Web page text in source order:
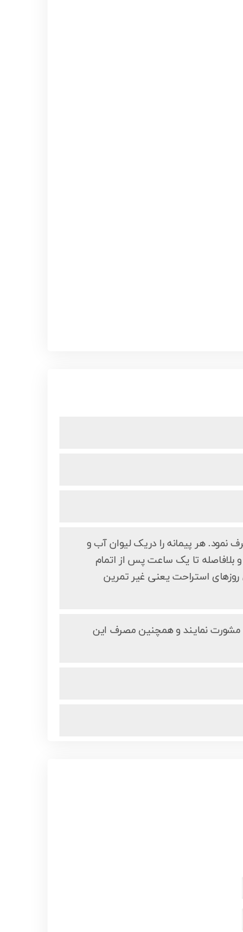
توان مصرف نمود. هر پیمانه را دریک لیوان آب و
منقسم، 2ساعت پیش از شروع و بلافاصله تا یک ساعت پس از اتمام
استراحت یعنی غیر تمرین
مشورت نمایند و همچنین مصرف این